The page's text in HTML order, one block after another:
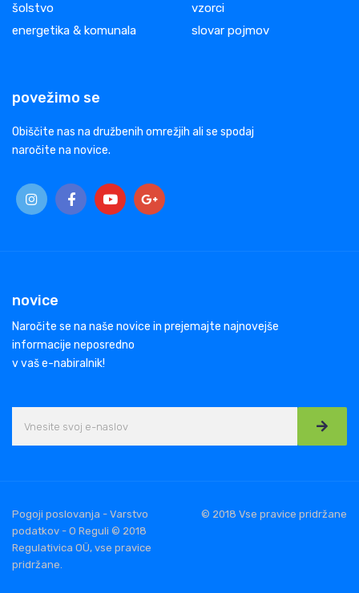
šolstvo
energetika & komunala
vzorci
slovar pojmov
povežimo se
Obiščite nas na družbenih omrežjih ali se spodaj
naročite na novice.
novice
Naročite se na naše novice in prejemajte najnovejše
informacije neposredno
v vaš e-nabiralnik!
Pogoji poslovanja - Varstvo
podatkov - O Reguli © 2018
Regulativica OÜ, vse pravice
pridržane.
© 2018 Vse pravice pridržane